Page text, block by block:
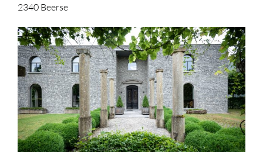
2340 Beerse